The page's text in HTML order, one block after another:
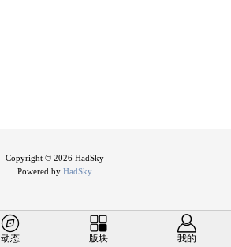
Copyright © 2026 HadSky
Powered by HadSky
动态 版块 我的